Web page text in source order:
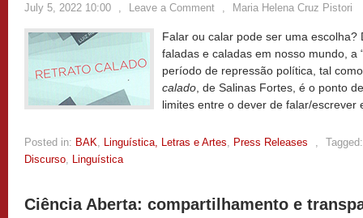
July 5, 2022 10:00 , Leave a Comment , Maria Helena Cruz Pistori
Falar ou calar pode ser uma
faladas e caladas em nosso mundo, a
período de repressão política, tal
calado , de Salinas Fortes, é o ponto
limites entre o dever de falar/
Posted in: BAK, Linguística, Letras e Artes, Press Releases ,
Tagged:
Discurso, Linguística
Ciência Aberta: compartilhamento e